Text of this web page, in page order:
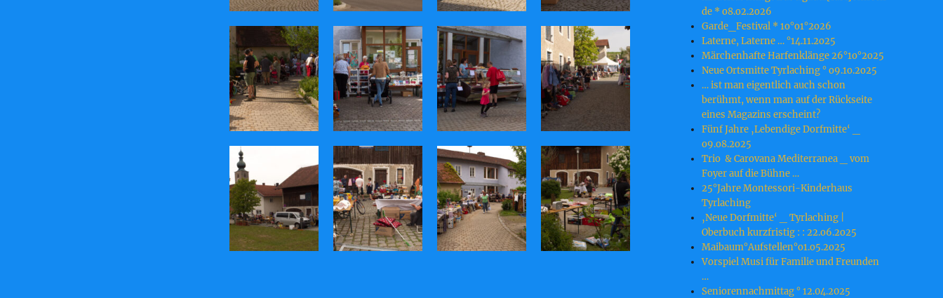
de * o8.o2.2o26
Garde_Festival * 1o°o1°2o26
Laterne, Laterne … °14.11.2o25
Märchenhafte Harfenklänge 26°1o°2o25
Neue Ortsmitte Tyrlaching ° o9.1o.2o25
… ist man eigentlich auch schon
berühmt, wenn man auf der Rückseite
eines Magazins erscheint?
Fünf Jahre ‚Lebendige Dorfmitte‘ _
o9.o8.2o25
Trio & Carovana Mediterranea _ vom
Foyer auf die Bühne …
25°Jahre Montessori-Kinderhaus
Tyrlaching
‚Neue Dorfmitte‘ _ Tyrlaching |
Oberbuch kurzfristig : : 22.o6.2o25
Maibaum°Aufstellen°o1.o5.2o25
Vorspiel Musi für Familie und Freunden
…
Seniorennachmittag ° 12.04.2025